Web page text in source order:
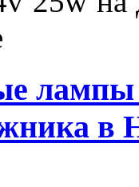
лампы
в